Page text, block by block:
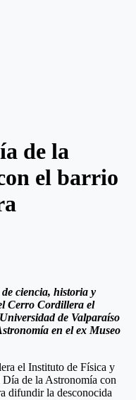
de la
el barrio
ciencia, historia y
Cerro Cordillera el
de Valparaíso
en el ex Museo
el Instituto de Física y
de la Astronomía con
difundir la desconocida